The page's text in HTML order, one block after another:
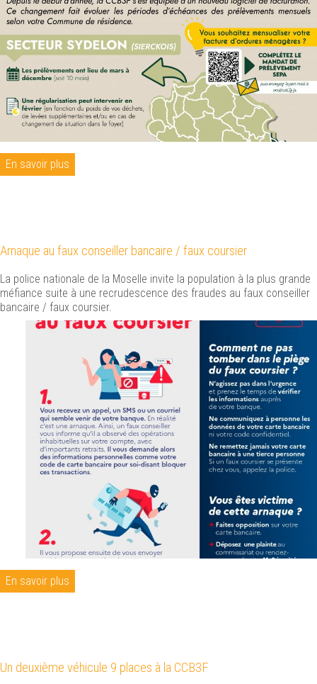
En savoir plus
Arnaque au faux conseiller bancaire / faux coursier
La police nationale de la Moselle invite la population à la plus grande
méfiance suite à une recrudescence des fraudes au faux conseiller
bancaire / faux coursier.
En savoir plus
Un deuxième véhicule 9 places à la CCB3F